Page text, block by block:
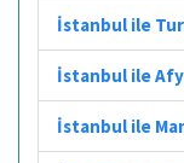
İstanbul ile
İstanbul ile
İstanbul ile